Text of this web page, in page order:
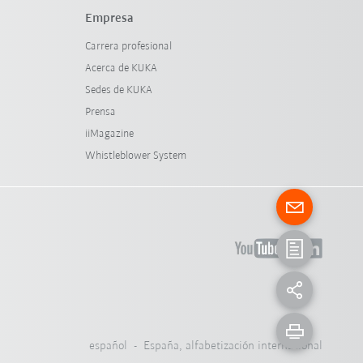
Empresa
Carrera profesional
Acerca de KUKA
Sedes de KUKA
Prensa
iiMagazine
Whistleblower System
español - España, alfabetización internacional